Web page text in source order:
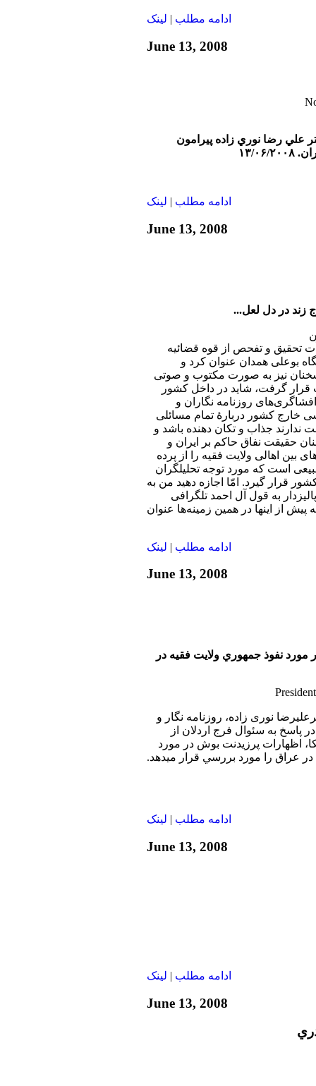
ادامه مطلب | لينک
June 13, 2008
علي رضا نوري زاده پيرامون
۲۰۰۸
ادامه مطلب لينک
June 13, 2008
در دل لعل...
تحقیق و تفحص از قوه قضائیه
بوعلی همدان عنوان کرد و
نیز به صورت مکتوب و صوتی
قرار گرفت، شاید در داخل کشور
روزنامه ‌نگاران و
خارج کشور دربارۀ تمام مسائلی
ندارند جذاب و تکان دهنده باشد و
حقیقت نفاق حاکم بر ایران و
بین اهالی ولایت فقیه را از پرده
است که مورد توجه تحلیلگران
قرار گیرد. امّا اجازه دهید من به
به قول آل احمد تلگرافی
پیش از اینها در همین زمینه‌ها عنوان
ادامه مطلب | لينک
June 13, 2008
نفوذ جمهوري ولايت فقيه در
نوری زاده، روزنامه نگار و
پاسخ به سئوال فرج اردلان از
اظهارات پرزيدنت بوش در مورد
عراق را مورد بررسي قرار ميدهد.
ادامه مطلب | لينک
June 13, 2008
ادامه مطلب | لينک
June 13, 2008